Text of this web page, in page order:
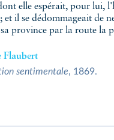
elle espérait, pour lui,
et il se dédommageait de
province par la route la
Flaubert
sentimentale, 1869.